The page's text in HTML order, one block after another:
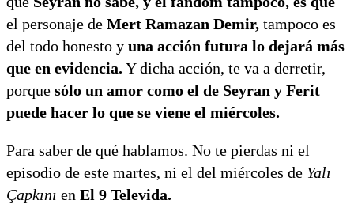
el personaje de Mert Ramazan Demir, tampoco es
del todo honesto y una acción futura lo dejará más
que en evidencia. Y dicha acción, te va a derretir,
porque sólo un amor como el de Seyran y Ferit
puede hacer lo que se viene el miércoles.
Para saber de qué hablamos. No te pierdas ni el
episodio de este martes, ni el del miércoles de Yalı
Çapkını en El 9 Televida.